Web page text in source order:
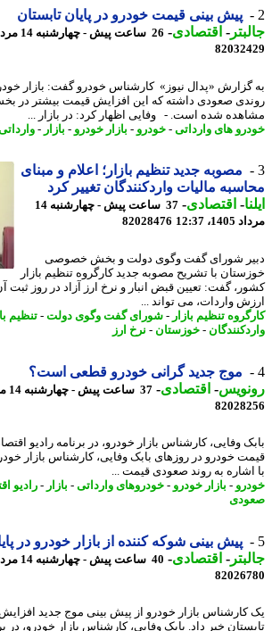
پیش بینی قیمت خودرو در پایان تابستان
-اقتصادی-26 ساعت پیش - چهارشنبه 14 مرداد 1405، 23:17
«پدال نیوز» کارشناس خودرو گفت: بازار خودرو
صعودی داشته که این افزایش قیمت بیشتر در بخش
شده است. - وفایی اظهار کرد: در بازار ...
های وارداتی-خودرو-بازار خودرو-بازار - وارداتی-
مصوبه جدید تنظیم بازار؛ اعلام و مبنای
مالیات واردکنندگان تغییر کرد
-اقتصادی-
37 ساعت پیش - چهارشنبه 14
12:37
82028476
شورای گفت وگوی دولت و بخش خصوصی
با تشریح مصوبه جدید کارگروه تنظیم بازار
گفت: تعیین قبض انبار و نرخ ارز آزاد در روز ثبت آن
واردات، می تواند ...
تنظیم بازار - شورای گفت وگوی دولت-تنظیم بازار
-خوزستان-نرخ ارز
موج جدید گرانی خودرو قطعی است؟
-اقتصادی-37 ساعت پیش - چهارشنبه 14 مرداد 1405، 12:08
وفایی، کارشناس بازار خودرو، در برنامه رادیو اقتصاد
خودرو در روزهای بابک وفایی، کارشناس بازار خودرو، در
به روند صعودی قیمت ...
-بازار خودرو-خودروهای وارداتی-بازار - رادیو اقتصاد
پیش بینی شوکه کننده از بازار خودرو در پایان
-اقتصادی-40 ساعت پیش - چهارشنبه 14 مرداد 1405، 09:22
بازار خودرو از پیش بینی موج جدید افزایش
خبر داد. بابک وفایی، کارشناس بازار خودرو، در برنامه